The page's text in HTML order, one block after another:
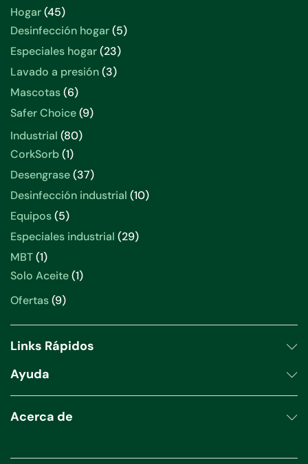
Hogar 45
Desinfección hogar 5
Especiales hogar 23
Lavado a presión 3
Mascotas 6
Safer Choice 9
Industrial 80
CorkSorb 1
Desengrase 37
Desinfección industrial 10
Equipos 5
Especiales industrial 29
MBT 1
Solo Aceite 1
Ofertas 9
Links Rápidos
Ayuda
Acerca de